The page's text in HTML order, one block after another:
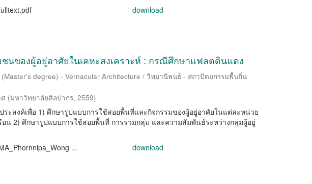
download
นของผู้อยู่อาศัยในเคหะสงเคราะห์ : กรณีศึกษาแฟลตดินแดง
(Master's degree) - Vernacular Architecture / วิทยานิพนธ์ - สถาปัตยกรรมพื้นถิ่น
(มหาวิทยาลัยศิลปากร, 2559)
ระสงค์เพื่อ 1) ศึกษารูปแบบการใช้สอยพื้นที่และกิจกรรมของผู้อยู่อาศัยในแต่ละหน่วย
อน 2) ศึกษารูปแบบการใช้สอยพื้นที่ การรวมกลุ่ม และความสัมพันธ์ระหว่างกลุ่มผู้อยู่
... download